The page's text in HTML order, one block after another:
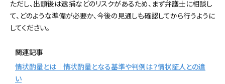
ただし、出頭後は逮捕などのリスクがあるため、まず弁護士に相談し
て、どのような準備が必要か、今後の見通しも確認してから行うように
してください。
関連記事
情状酌量とは｜情状酌量となる基準や判例は？情状証人との違
い